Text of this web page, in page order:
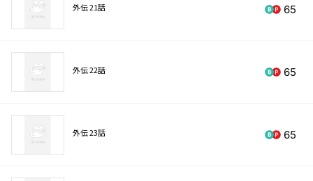
外伝 21話 65
外伝 22話 65
外伝 23話 65